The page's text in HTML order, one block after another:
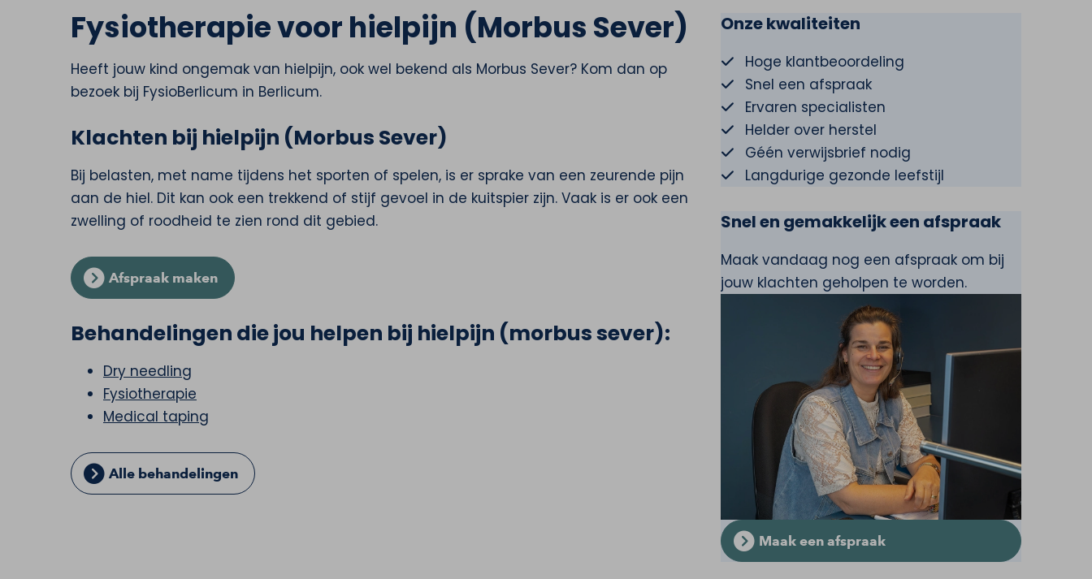
Fysiotherapie voor hielpijn (Morbus Sever)
Heeft jouw kind ongemak van hielpijn, ook wel bekend als Morbus Sever? Kom dan op
bezoek bij FysioBerlicum in Berlicum.
Klachten bij hielpijn (Morbus Sever)
Bij belasten, met name tijdens het sporten of spelen, is er sprake van een zeurende pijn
aan de hiel. Dit kan ook een trekkend of stijf gevoel in de kuitspier zijn. Vaak is er ook een
zwelling of roodheid te zien rond dit gebied.
Afspraak maken
Behandelingen die jou helpen bij hielpijn (morbus sever):
Dry needling
Fysiotherapie
Medical taping
Alle behandelingen
Onze kwaliteiten
Hoge klantbeoordeling
Snel een afspraak
Ervaren specialisten
Helder over herstel
Géén verwijsbrief nodig
Langdurige gezonde leefstijl
Snel en gemakkelijk een afspraak
Maak vandaag nog een afspraak om bij
jouw klachten geholpen te worden.
Maak een afspraak